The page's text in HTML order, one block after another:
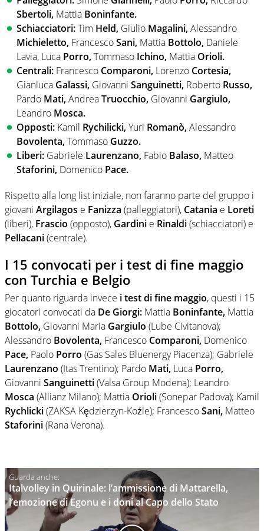
Sbertoli, Mattia Boninfante.
Schiacciatori:Tim Held, Giulio Magalini,Alessandro
Michieletto, FrancescoSani, Mattia Bottolo, Daniele
Lavia, Luca Porro,Tommaso Ichino, Mattia Orioli.
Centrali: Francesco Comparoni, Lorenzo Cortesia,
Gianluca Galassi, Giovanni Sanguinetti, Roberto Russo,
Pardo Mati,AndreaTruocchio, Giovanni Gargiulo,
Leandro Mosca.
Opposti: Kamil Rychilicki,Yuri Romanò,Alessandro
Bovolenta,Tommaso Guzzo.
Liberi: Gabriele Laurenzano, Fabio Balaso, Matteo
Staforini, Domenico Pace.
Rispetto alla long list iniziale, non faranno parte del gruppo i
giovani Argilagos e Fanizza (palleggiatori), Catania e Loreti
(liberi), Frascio (opposto), Gardini e Rinaldi(schiacciatori) e
Pellacani(centrale).
I 15 convocati per i test di fine maggio
con Turchia e Belgio
Per quanto riguarda invece i test di fine maggio, questi i 15
giocatori convocati da De Giorgi: Mattia Boninfante, Mattia
Bottolo, Giovanni Maria Gargiulo (Lube Civitanova);
Alessandro Bovolenta, Francesco Comparoni, Domenico
Pace, Paolo Porro (Gas Sales Bluenergy Piacenza); Gabriele
Laurenzano (Itas Trentino); Pardo Mati, Luca Porro,
Giovanni Sanguinetti(Valsa Group Modena); Leandro
Mosca (Allianz Milano); Mattia Orioli(Sonepar Padova); Kamil
Rychlicki(ZAKSA Kędzierzyn-Koźle); FrancescoSani, Matteo
Staforini(Rana Verona).
Italvolley in Quirinale: l’ammissione di Mattarella,
l’emozione di Egonu e i doni al Capo dello Stato